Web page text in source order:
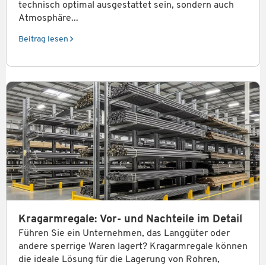
technisch optimal ausgestattet sein, sondern auch
Atmosphäre...
Beitrag lesen
Kragarmregale: Vor- und Nachteile im Detail
Führen Sie ein Unternehmen, das Langgüter oder
andere sperrige Waren lagert? Kragarmregale können
die ideale Lösung für die Lagerung von Rohren,